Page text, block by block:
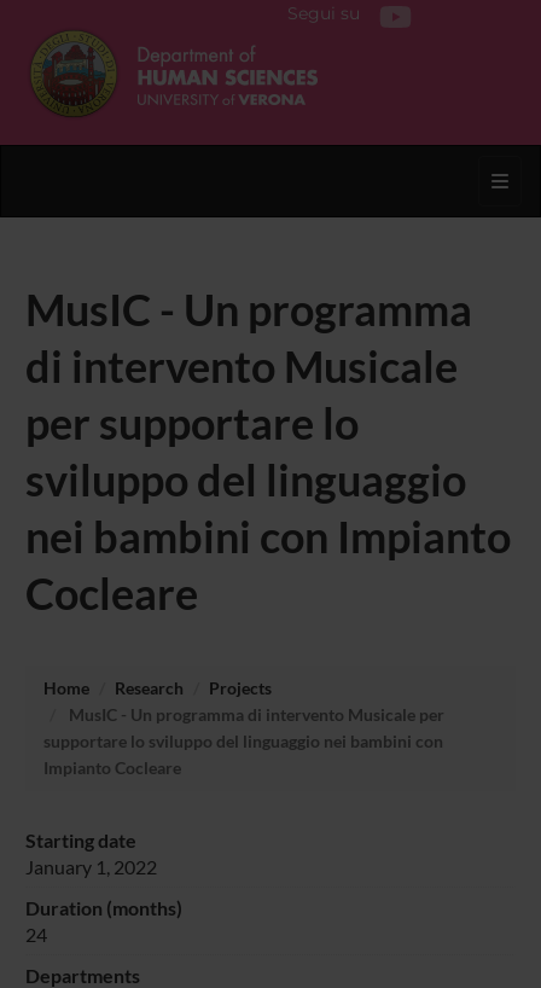
Segui su
MusIC - Un programma
di intervento Musicale
per supportare lo
sviluppo del linguaggio
nei bambini con Impianto
Cocleare
Home Research
Projects
MusIC - Un programma di intervento Musicale per
supportare lo sviluppo del linguaggio nei bambini con
Impianto Cocleare
Starting date
January 1, 2022
Duration (months)
24
Departments